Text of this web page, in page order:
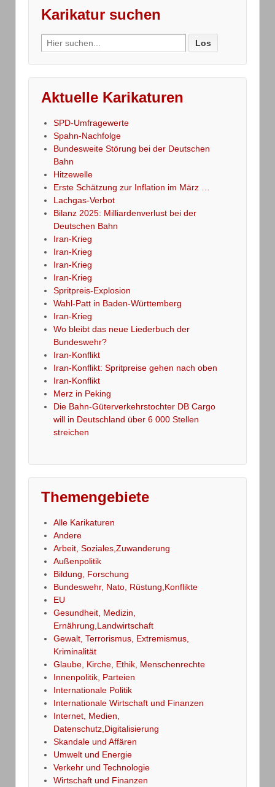
Karikatur suchen
Search
for:
Aktuelle Karikaturen
SPD-Umfragewerte
Spahn-Nachfolge
Bundesweite Störung bei der Deutschen
Bahn
Hitzewelle
Erste Schätzung zur Inflation im März …
Lachgas-Verbot
Bilanz 2025: Milliardenverlust bei der
Deutschen Bahn
Iran-Krieg
Iran-Krieg
Iran-Krieg
Iran-Krieg
Spritpreis-Explosion
Wahl-Patt in Baden-Württemberg
Iran-Krieg
Wo bleibt das neue Liederbuch der
Bundeswehr?
Iran-Konflikt
Iran-Konflikt: Spritpreise gehen nach oben
Iran-Konflikt
Merz in Peking
Die Bahn-Güterverkehrstochter DB Cargo
will in Deutschland über 6 000 Stellen
streichen
Themengebiete
Alle Karikaturen
Andere
Arbeit, Soziales,Zuwanderung
Außenpolitik
Bildung, Forschung
Bundeswehr, Nato, Rüstung,Konflikte
EU
Gesundheit, Medizin,
Ernährung,Landwirtschaft
Gewalt, Terrorismus, Extremismus,
Kriminalität
Glaube, Kirche, Ethik, Menschenrechte
Innenpolitik, Parteien
Internationale Politik
Internationale Wirtschaft und Finanzen
Internet, Medien,
Datenschutz,Digitalisierung
Skandale und Affären
Umwelt und Energie
Verkehr und Technologie
Wirtschaft und Finanzen